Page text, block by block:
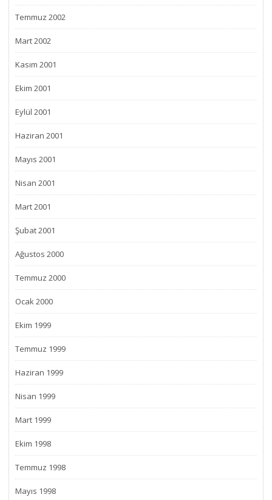
Temmuz 2002
Mart 2002
Kasım 2001
Ekim 2001
Eylül 2001
Haziran 2001
Mayıs 2001
Nisan 2001
Mart 2001
Şubat 2001
Ağustos 2000
Temmuz 2000
Ocak 2000
Ekim 1999
Temmuz 1999
Haziran 1999
Nisan 1999
Mart 1999
Ekim 1998
Temmuz 1998
Mayıs 1998